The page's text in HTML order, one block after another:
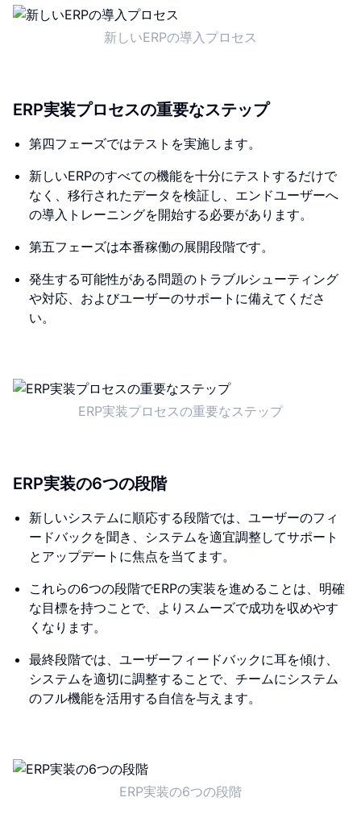
新しいERPの導入プロセス
ERP実装プロセスの重要なステップ
第四フェーズではテストを実施します。
新しいERPのすべての機能を十分にテストするだけで
なく、移行されたデータを検証し、エンドユーザーへ
の導入トレーニングを開始する必要があります。
第五フェーズは本番稼働の展開段階です。
発生する可能性がある問題のトラブルシューティング
や対応、およびユーザーのサポートに備えてくださ
い。
ERP実装プロセスの重要なステップ
ERP実装の6つの段階
新しいシステムに順応する段階では、ユーザーのフィ
ードバックを聞き、システムを適宜調整してサポート
とアップデートに焦点を当てます。
これらの6つの段階でERPの実装を進めることは、明確
な目標を持つことで、よりスムーズで成功を収めやす
くなります。
最終段階では、ユーザーフィードバックに耳を傾け、
システムを適切に調整することで、チームにシステム
のフル機能を活用する自信を与えます。
ERP実装の6つの段階